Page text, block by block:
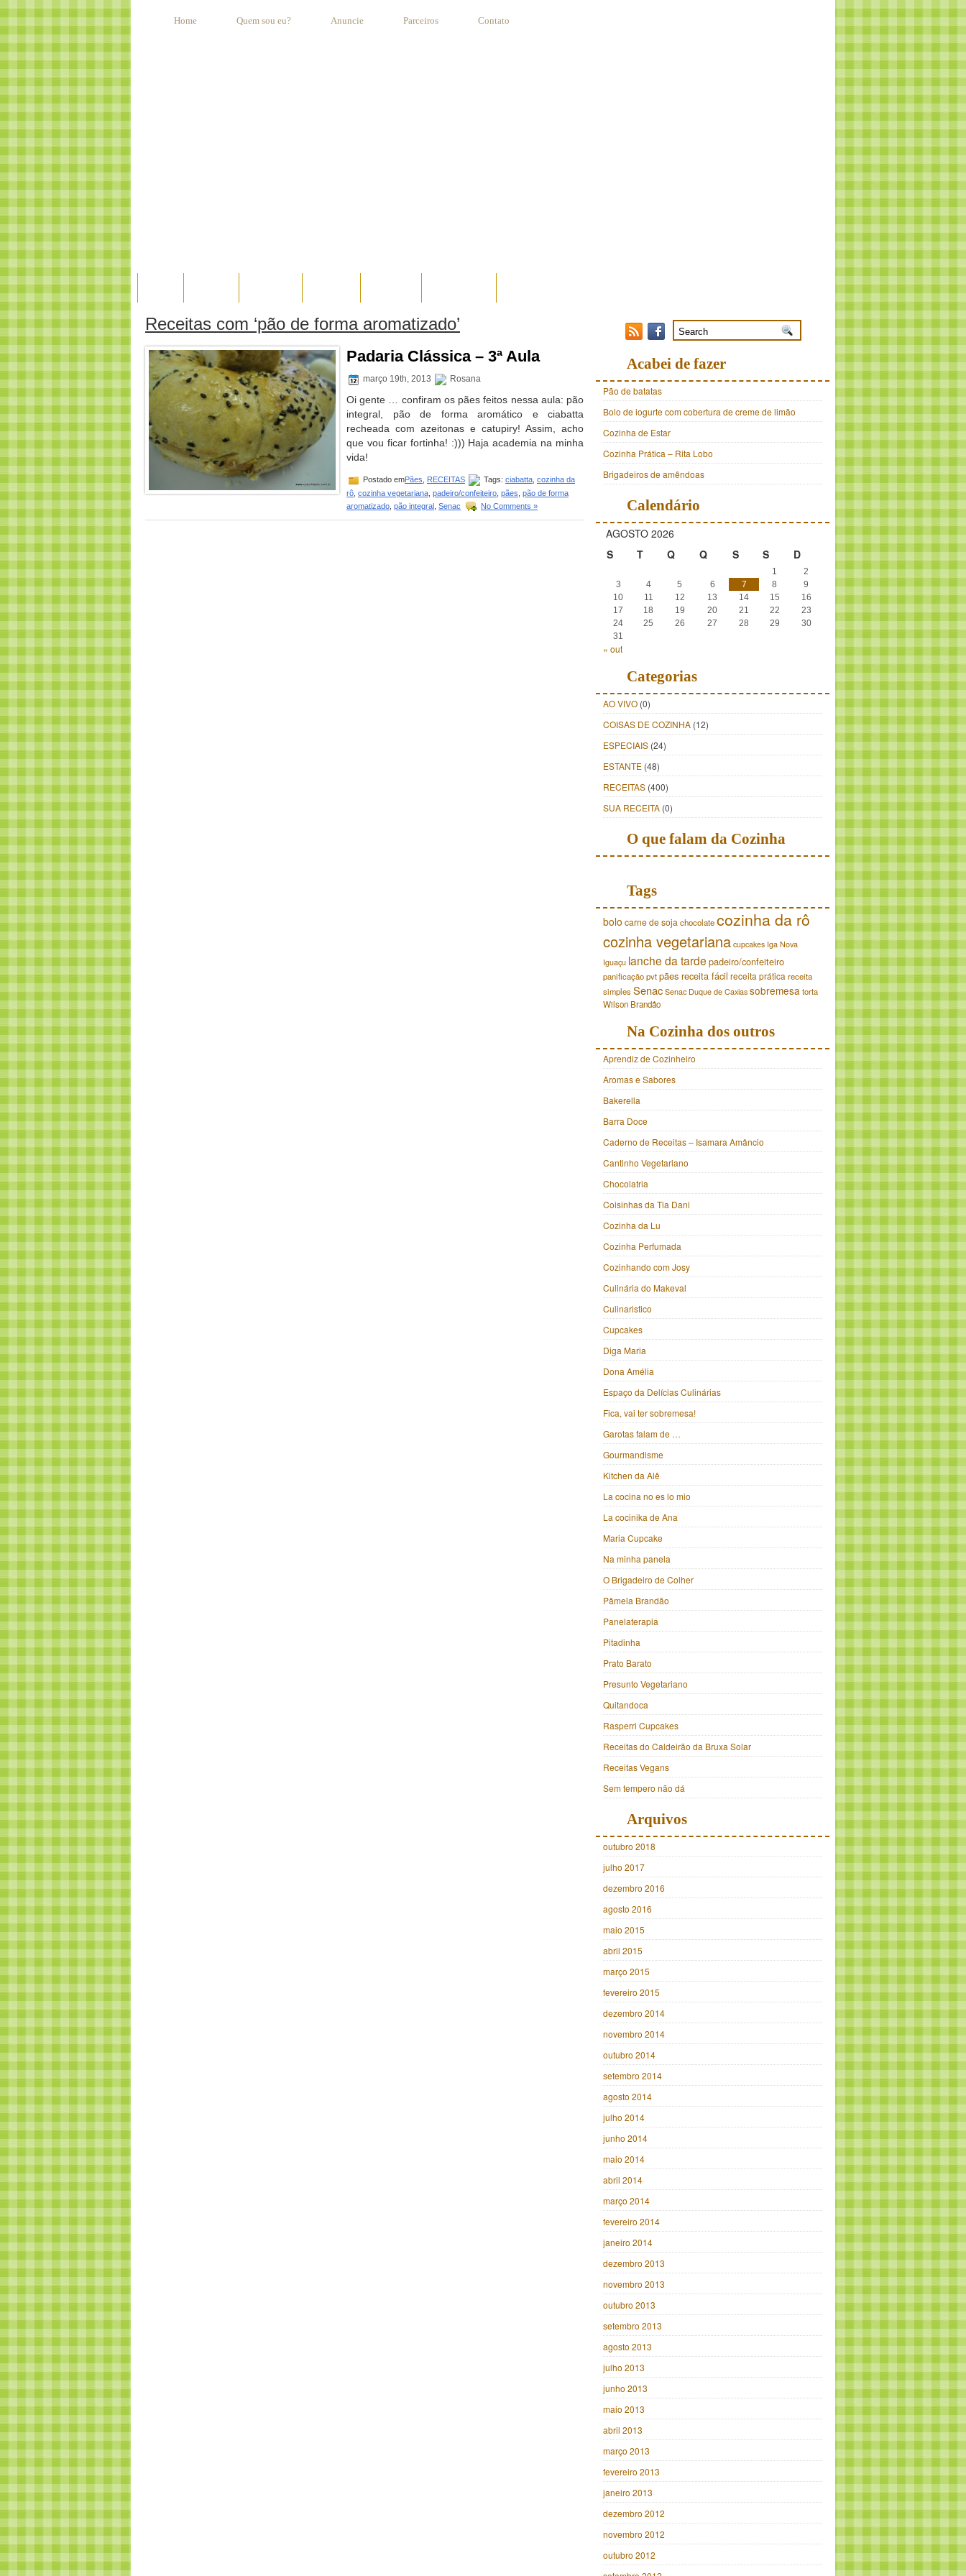
Home Quem sou eu? Anuncie Parceiros Contato
Receitas com ‘pão de forma aromatizado’
Padaria Clássica – 3ª Aula
março 19th, 2013 Rosana
Oi gente … confiram os pães feitos nessa aula: pão
integral, pão de forma aromático e ciabatta
recheada com azeitonas e catupiry! Assim, acho
que vou ficar fortinha! :))) Haja academia na minha
vida!
Postado emPães RECEITAS Tags: ciabatta cozinha da
rô cozinha vegetariana padeiro/confeiteiro pães pão de forma
aromatizado pão integral Senac No Comments »
Acabei de fazer
Pão de batatas
Bolo de iogurte com cobertura de creme de limão
Cozinha de Estar
Cozinha Prática – Rita Lobo
Brigadeiros de amêndoas
Calendário
AGOSTO 2026
S
T Q Q S S D
1
2
3
4 5 6 7 8
9
10
11 12 13 14 15
16
17
18 19 20 21 22
23
24
25 26 27 28 29
30
31
« out
Categorias
AO VIVO (0)
COISAS DE COZINHA (12)
ESPECIAIS (24)
ESTANTE (48)
RECEITAS (400)
SUA RECEITA (0)
O que falam da Cozinha
Tags
bolo carne de soja chocolatecozinha da rô
cozinha vegetariana cupcakes Iga Nova
Iguaçu lanche da tarde padeiro/confeiteiro
panificaçãopvtpães receita fácil receita prática receita
simplesSenac Senac Duque de Caxias sobremesatorta
Wilson Brandão
Na Cozinha dos outros
Aprendiz de Cozinheiro
Aromas e Sabores
Bakerella
Barra Doce
Caderno de Receitas – Isamara Amâncio
Cantinho Vegetariano
Chocolatria
Coisinhas da Tia Dani
Cozinha da Lu
Cozinha Perfumada
Cozinhando com Josy
Culinária do Makeval
Culinaristico
Cupcakes
Diga Maria
Dona Amélia
Espaço da Delícias Culinárias
Fica, vai ter sobremesa!
Garotas falam de …
Gourmandisme
Kitchen da Alê
La cocina no es lo mio
La cocinika de Ana
Maria Cupcake
Na minha panela
O Brigadeiro de Colher
Pâmela Brandão
Panelaterapia
Pitadinha
Prato Barato
Presunto Vegetariano
Quitandoca
Rasperri Cupcakes
Receitas do Caldeirão da Bruxa Solar
Receitas Vegans
Sem tempero não dá
Arquivos
outubro 2018
julho 2017
dezembro 2016
agosto 2016
maio 2015
abril 2015
março 2015
fevereiro 2015
dezembro 2014
novembro 2014
outubro 2014
setembro 2014
agosto 2014
julho 2014
junho 2014
maio 2014
abril 2014
março 2014
fevereiro 2014
janeiro 2014
dezembro 2013
novembro 2013
outubro 2013
setembro 2013
agosto 2013
julho 2013
junho 2013
maio 2013
abril 2013
março 2013
fevereiro 2013
janeiro 2013
dezembro 2012
novembro 2012
outubro 2012